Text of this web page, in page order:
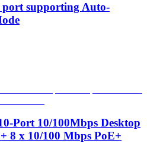
supporting Auto-
Port 10/100Mbps Desktop
8 x 10/100 Mbps PoE+